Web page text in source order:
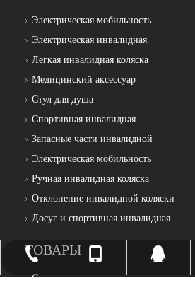
Электрическая мобильность
Электрическая инвалидная
Легкая инвалидная коляска
Медицинский аксессуар
Стул для душа
Спортивная инвалидная
Запасные части инвалидной
Электрическая мобильность
Ручная инвалидная коляска
Отклонение инвалидной коляски
Досуг и спортивная инвалидная
ТОВАРЫ
Самолет инвалидная коляска
+86-20-22105997
+86-13719005255
2264186188
Sales@topmedi.com
+86-13719005255